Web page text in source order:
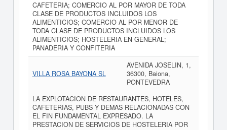
CAFETERIA; COMERCIO AL POR MAYOR DE TODA
CLASE DE PRODUCTOS INCLUIDOS LOS
ALIMENTICIOS; COMERCIO AL POR MENOR DE
TODA CLASE DE PRODUCTOS INCLUIDOS LOS
ALIMENTICIOS; HOSTELERIA EN GENERAL;
PANADERIA Y CONFITERIA
VILLA ROSA BAYONA SL
AVENIDA JOSELIN, 1,
36300, Baiona,
PONTEVEDRA
LA EXPLOTACION DE RESTAURANTES, HOTELES,
CAFETERIAS, PUBS Y DEMAS RELACIONADAS CON
EL FIN FUNDAMENTAL EXPRESADO. LA
PRESTACION DE SERVICIOS DE HOSTELERIA POR